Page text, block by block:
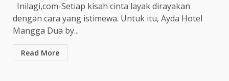
Inilagi,com-Setiap kisah cinta layak dirayakan
dengan cara yang istimewa. Untuk itu, Ayda Hotel
Mangga Dua by...
Read More